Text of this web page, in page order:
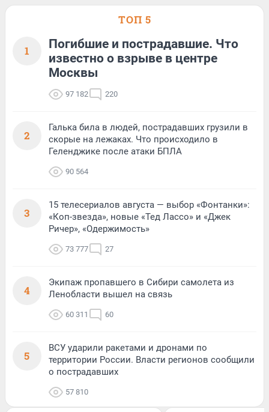
ТОП 5
1
Погибшие и пострадавшие. Что
известно о взрыве в центре
Москвы
97 182 220
2
Галька била в людей, пострадавших грузили в
скорые на лежаках. Что происходило в
Геленджике после атаки БПЛА
90 564
3
15 телесериалов августа — выбор «Фонтанки»:
«Коп-звезда», новые «Тед Лассо» и «Джек
Ричер», «Одержимость»
73 777 27
4
Экипаж пропавшего в Сибири самолета из
Ленобласти вышел на связь
60 311 60
5
ВСУ ударили ракетами и дронами по
территории России. Власти регионов сообщили
о пострадавших
57 810